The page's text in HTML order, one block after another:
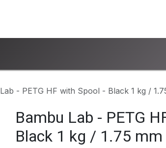
- PETG HF with Spool - Black 1 kg /
Bambu Lab - PETG
Black 1 kg / 1.75 mm